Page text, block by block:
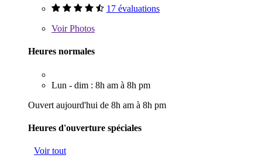
17 évaluations
VoirPhotos
Heures normales
Lun - dim : 8h am à 8h pm
Ouvert aujourd'hui de 8h am à 8h pm
Heures d'ouverture spéciales
Voir tout